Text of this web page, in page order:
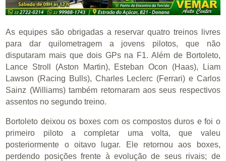
As equipes são obrigadas a reservar quatro treinos livres
para dar quilometragem a jovens pilotos, que não
disputaram mais que dois GPs na F1. Além de Bortoleto,
Lance Stroll (Aston Martin), Esteban Ocon (Haas), Liam
Lawson (Racing Bulls), Charles Leclerc (Ferrari) e Carlos
Sainz (Williams) também retornaram aos seus respectivos
assentos no segundo treino.
Bortoleto deixou os boxes com os compostos duros e foi o
primeiro piloto a completar uma volta, que valeu
posteriormente o oitavo lugar. Ele retornou aos boxes,
perdendo posições frente à evolução de seus rivais; de